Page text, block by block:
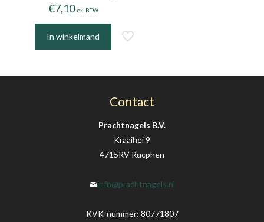
€7,10 ex. BTW
In winkelmand
Contact
Prachtnagels B.V.
Kraaihei 9
4715RV Rucphen
info@prachtnagels.nl
KVK-nummer: 80771807